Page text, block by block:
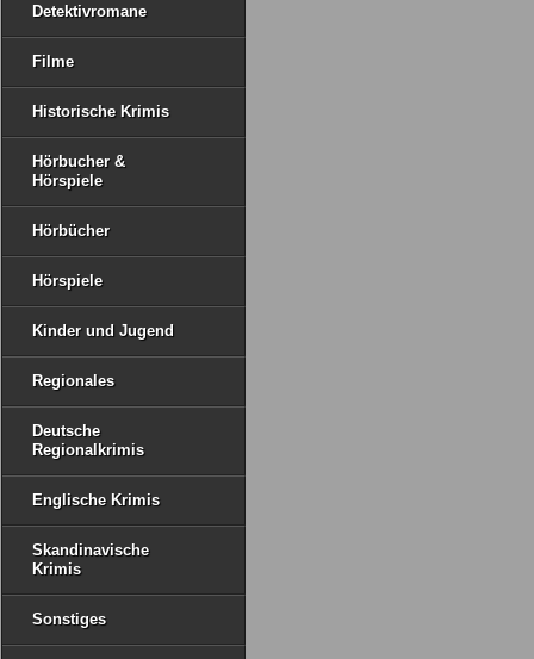
Detektivromane
Filme
Historische Krimis
Hörbucher &
Hörspiele
Hörbücher
Hörspiele
Kinder und Jugend
Regionales
Deutsche
Regionalkrimis
Englische Krimis
Skandinavische
Krimis
Sonstiges